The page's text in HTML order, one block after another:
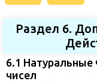
Раздел 6.
6.1
чисел